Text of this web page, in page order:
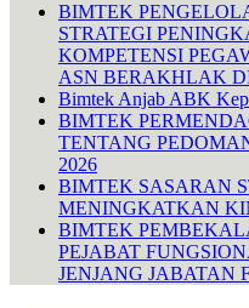
BIMTEK
STRATEGI
KOMPETENSI
ASN BERAKHLAK
Bimtek Anjab ABK
BIMTEK
TENTANG
2026
BIMTEK SASARAN
MENINGKATKAN
BIMTEK
PEJABAT
JENJANG JABATAN